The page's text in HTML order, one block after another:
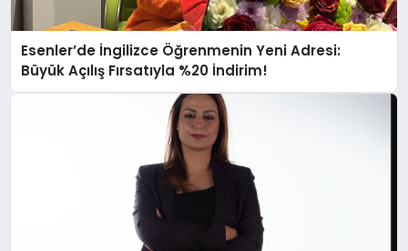
Esenler’de İngilizce Öğrenmenin Yeni Adresi:
Büyük Açılış Fırsatıyla %20 İndirim!